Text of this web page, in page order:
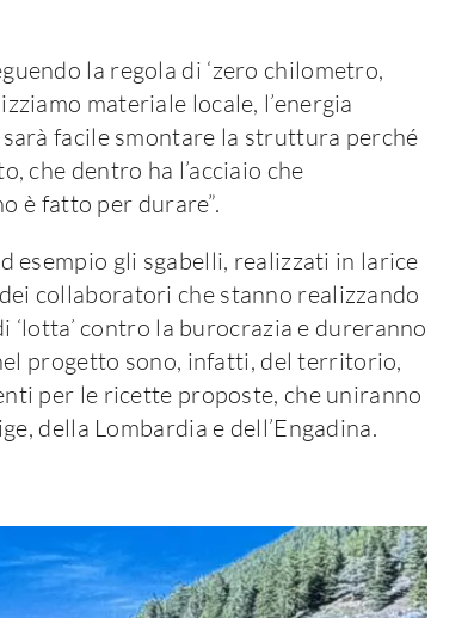
la regola di ‘zero chilometro,
materiale locale, l’energia
sarà facile smontare la struttura perché
che dentro ha l’acciaio che
è fatto per durare”.
esempio gli sgabelli, realizzati in larice
collaboratori che stanno realizzando
contro la burocrazia e dureranno
progetto sono, infatti, del territorio,
per le ricette proposte, che uniranno
della Lombardia e dell’Engadina.